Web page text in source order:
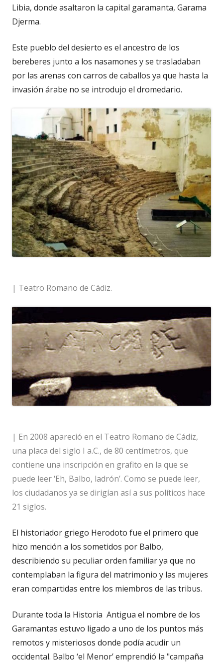
Libia, donde asaltaron la capital garamanta, Garama
Djerma.
Este pueblo del desierto es el ancestro de los
bereberes junto a los nasamones y se trasladaban
por las arenas con carros de caballos ya que hasta la
invasión árabe no se introdujo el dromedario.
| Teatro Romano de Cádiz.
| En 2008 apareció en el Teatro Romano de Cádiz,
una placa del siglo I a.C., de 80 centímetros, que
contiene una inscripción en grafito en la que se
puede leer ‘Eh, Balbo, ladrón’. Como se puede leer,
los ciudadanos ya se dirigían así a sus políticos hace
21 siglos.
El historiador griego Herodoto fue el primero que
hizo mención a los sometidos por Balbo,
describiendo su peculiar orden familiar ya que no
contemplaban la figura del matrimonio y las mujeres
eran compartidas entre los miembros de las tribus.
Durante toda la Historia Antigua el nombre de los
Garamantas estuvo ligado a uno de los puntos más
remotos y misteriosos donde podía acudir un
occidental. Balbo ‘el Menor’ emprendió la "campaña